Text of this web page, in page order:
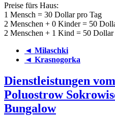
Preise fürs Haus:
1 Mensch = 30 Dollar pro Tag
2 Menschen + 0 Kinder = 50
2 Menschen + 1 Kind = 50 Dollar
◄ Milaschki
◄ Krasnogorka
Dienstleistungen
Poluostrow
Bungalow